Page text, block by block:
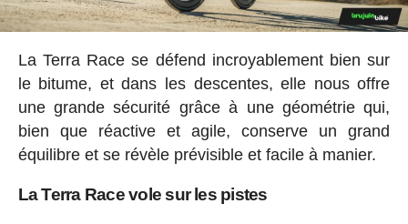
La Terra Race se défend incroyablement bien sur
le bitume, et dans les descentes, elle nous offre
une grande sécurité grâce à une géométrie qui,
bien que réactive et agile, conserve un grand
équilibre et se révèle prévisible et facile à manier.
La Terra Race vole sur les pistes